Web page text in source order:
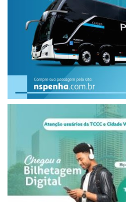
a cantora Alexia. Os dois
no Faustão nos anos 90. Seu
de 2012, mesmo ano em
apresentar em Santos (SP), na
Men At Work